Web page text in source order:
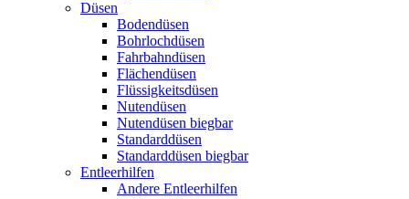
Düsen
Bodendüsen
Bohrlochdüsen
Fahrbahndüsen
Flächendüsen
Flüssigkeitsdüsen
Nutendüsen
Nutendüsen biegbar
Standarddüsen
Standarddüsen biegbar
Entleerhilfen
Andere Entleerhilfen